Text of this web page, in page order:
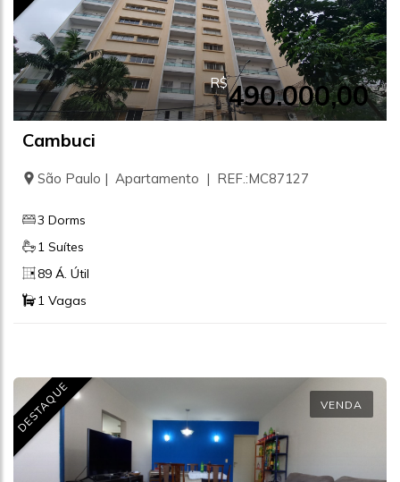
R$490.000,00
Cambuci
São Paulo | Apartamento | REF.:MC87127
3 Dorms
1 Suítes
89 Á. Útil
1 Vagas
DESTAQUE VENDA